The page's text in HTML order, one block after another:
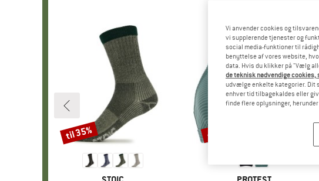
Rabat
til 35% Rabat
40%
Vi anvender cookies og
vi supplerende tjenester og
social media-funktioner til
benyttelse af vores website,
data. Hvis du klikker på "Vælg
de teknisk nødvendige cookies,
udvælge enkelte kategorier. Dit
enhver tid tilbagekaldes eller
finde flere oplysninger,